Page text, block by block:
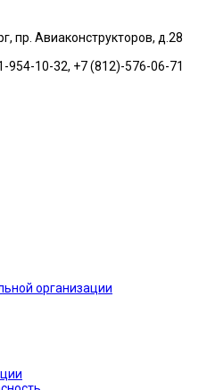
пр. Авиаконструкторов, д.28
954-10-32, +7 (812)-576-06-71
организации